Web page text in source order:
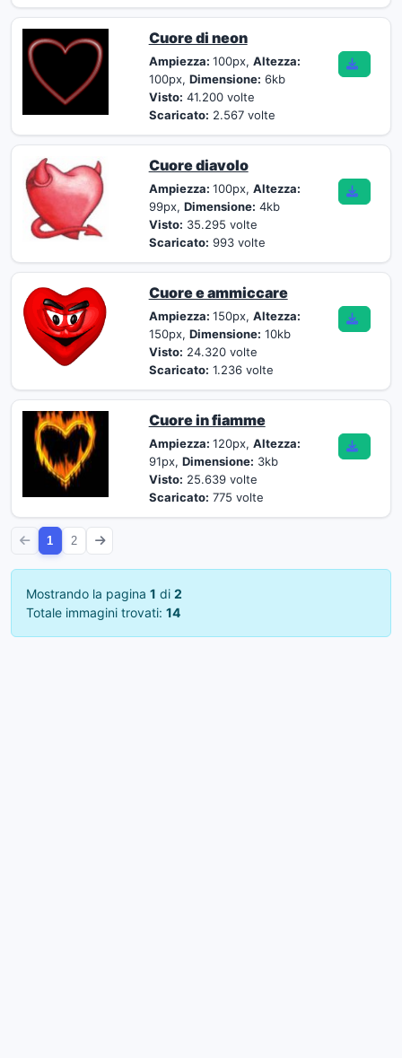
Cuore di neon
Ampiezza: 100px, Altezza:
100px, Dimensione: 6kb
Visto: 41.200 volte
Scaricato: 2.567 volte
Cuore diavolo
Ampiezza: 100px, Altezza:
99px, Dimensione: 4kb
Visto: 35.295 volte
Scaricato: 993 volte
Cuore e ammiccare
Ampiezza: 150px, Altezza:
150px, Dimensione: 10kb
Visto: 24.320 volte
Scaricato: 1.236 volte
Cuore in fiamme
Ampiezza: 120px, Altezza:
91px, Dimensione: 3kb
Visto: 25.639 volte
Scaricato: 775 volte
1 2
Mostrando la pagina 1 di 2
Totale immagini trovati: 14